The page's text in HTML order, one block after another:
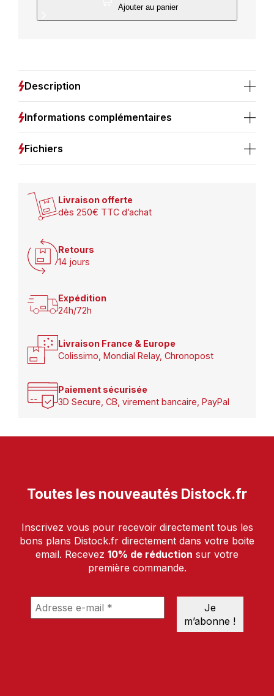
électrique
enfant
câble
1,5m
Ajouter au panier
Description
Informations complémentaires
Fichiers
Livraison offerte
dès 250€ TTC d’achat
Retours
14 jours
Expédition
24h/72h
Livraison France & Europe
Colissimo, Mondial Relay, Chronopost
Paiement sécurisée
3D Secure, CB, virement bancaire, PayPal
Toutes les nouveautés Distock.fr
Inscrivez vous pour recevoir directement tous les
bons plans Distock.fr directement dans votre boite
email. Recevez 10% de réduction sur votre
première commande.